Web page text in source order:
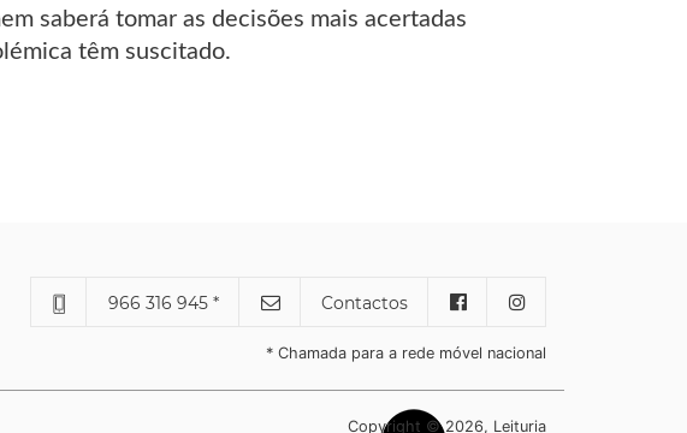
saberá tomar as decisões mais acertadas
têm suscitado.
966 316 945 * Contactos
* Chamada para a rede móvel nacional
Copyright © 2026, Leituria